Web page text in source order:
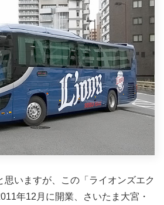
思いますが、この「ライオンズエク
年12月に開業、さいたま大宮・